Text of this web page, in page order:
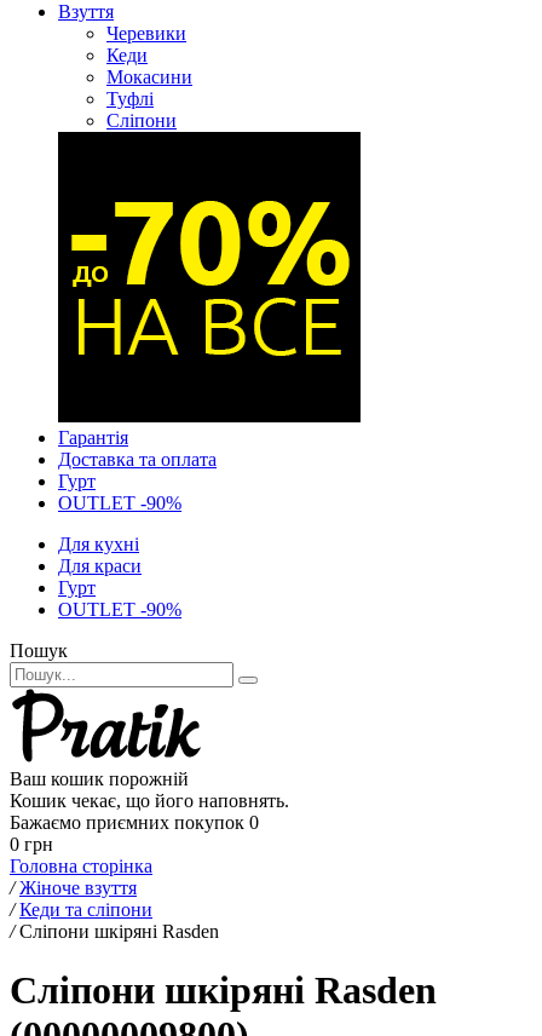
Взуття
Черевики
Кеди
Мокасини
Туфлі
Сліпони
Гарантія
Доставка та оплата
Гурт
OUTLET -90%
Для кухні
Для краси
Гурт
OUTLET -90%
Пошук
Ваш кошик порожній
Кошик чекає, що його наповнять.
Бажаємо приємних покупок 0
0 грн
Головна сторінка
/ Жіноче взуття
/ Кеди та сліпони
/ Сліпони шкіряні Rasden
Сліпони шкіряні Rasden